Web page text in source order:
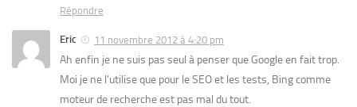
Répondre
Eric 11 novembre 2012 à 4:20 pm
Ah enfin je ne suis pas seul à penser que Google en fait trop.
Moi je ne l’utilise que pour le SEO et les tests, Bing comme
moteur de recherche est pas mal du tout.